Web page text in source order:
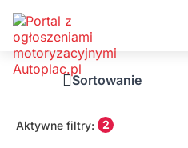
Sortowanie
Aktywne filtry: 2